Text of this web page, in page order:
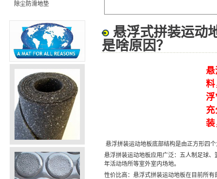
除尘防滑地垫
悬浮式拼装运动
是啥原因？
料
浮
装
悬浮拼装运动地板底部结构是由正方形四
悬浮拼装运动地板应用广泛：五人制足球
年活动场所等室外室内场地。
性价比高：悬浮式拼装运动地板在目前所